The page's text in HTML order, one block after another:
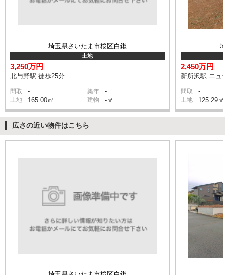
埼玉県さいたま市桜区白鍬
土地
3,250万円
北与野駅 徒歩25分
間取 - 築年 -
土地 165.00㎡ 建物 -㎡
2,450万円
新所沢駅 ニュ
間取 -
土地 125.29㎡
広さの近い物件はこちら